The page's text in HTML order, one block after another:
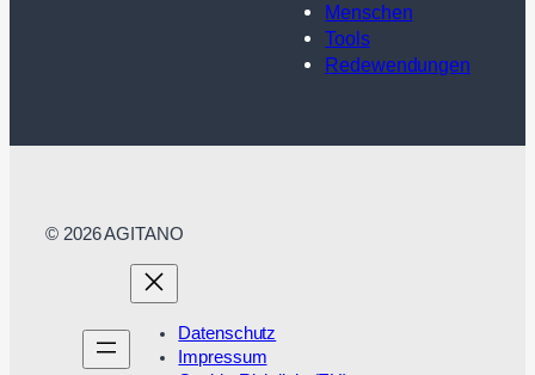
Menschen
Tools
Redewendungen
© 2026 AGITANO
Datenschutz
Impressum